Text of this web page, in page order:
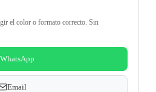
el color o formato correcto. Sin
WhatsApp
Email